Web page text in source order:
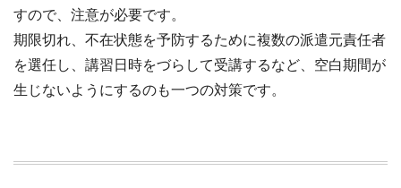
すので、注意が必要です。
期限切れ、不在状態を予防するために複数の派遣元責任者
を選任し、講習日時をづらして受講するなど、空白期間が
生じないようにするのも一つの対策です。